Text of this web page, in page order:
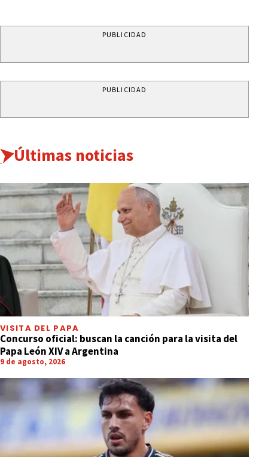
PUBLICIDAD
PUBLICIDAD
Últimas noticias
VISITA DEL PAPA
Concurso oficial: buscan la canción para la visita del
Papa León XIV a Argentina
9 de agosto, 2026